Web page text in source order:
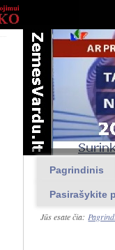
Pagrindinis
Pasirašykite
Jūs esate čia: